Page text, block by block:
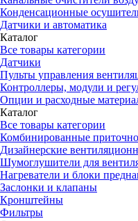
Конденсационные
Датчики и автоматика
Каталог
Все товары категории
Датчики
Пульты управления
Контроллеры, модули и
Опции и расходные
Каталог
Все товары категории
Комбинированные
Дизайнерские
Шумоглушители для
Нагреватели и блоки
Заслонки и клапаны
Кронштейны
Фильтры